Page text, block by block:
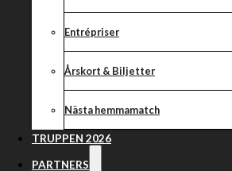
Entrépriser
Årskort & Biljetter
Nästa hemmamatch
TRUPPEN 2026
PARTNERS